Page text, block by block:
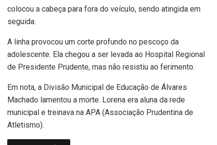
colocou a cabeça para fora do veículo, sendo atingida em
seguida.
A linha provocou um corte profundo no pescoço da
adolescente. Ela chegou a ser levada ao Hospital Regional
de Presidente Prudente, mas não resistiu ao ferimento.
Em nota, a Divisão Municipal de Educação de Álvares
Machado lamentou a morte. Lorena era aluna da rede
municipal e treinava na APA (Associação Prudentina de
Atletismo).